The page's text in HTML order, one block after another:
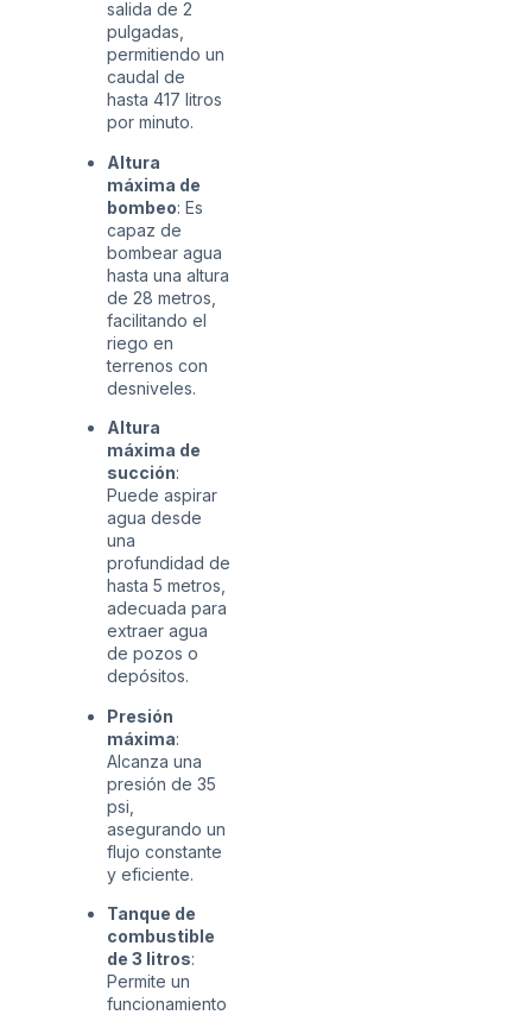
salida de 2
pulgadas,
permitiendo un
caudal de
hasta 417 litros
por minuto.
Altura
máxima de
bombeo: Es
capaz de
bombear agua
hasta una altura
de 28 metros,
facilitando el
riego en
terrenos con
desniveles.
Altura
máxima de
succión:
Puede aspirar
agua desde
una
profundidad de
hasta 5 metros,
adecuada para
extraer agua
de pozos o
depósitos.
Presión
máxima:
Alcanza una
presión de 35
psi,
asegurando un
flujo constante
y eficiente.
Tanque de
combustible
de 3 litros:
Permite un
funcionamiento